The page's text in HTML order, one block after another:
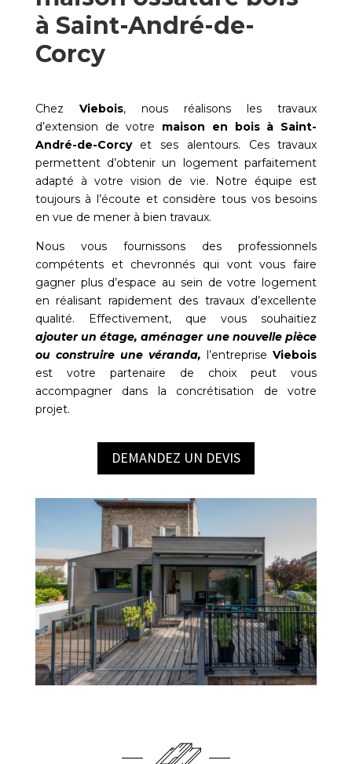
à Saint-André-de-
Corcy
Chez Viebois, nous réalisons les travaux
d’extension de votre maison en bois à Saint-
André-de-Corcyet ses alentours. Ces travaux
permettent d’obtenir un logement parfaitement
adapté à votre vision de vie. Notre équipe est
toujours à l’écoute et considère tous vos besoins
en vue de mener à bien travaux.
Nous vous fournissons des professionnels
compétents et chevronnés qui vont vous faire
gagner plus d’espace au sein de votre logement
en réalisant rapidement des travaux d’excellente
qualité. Effectivement, que vous souhaitiez
ajouter un étage, aménager une nouvelle pièce
ou construire une véranda, l’entrepriseViebois
est votre partenaire de choix peut vous
accompagner dans la concrétisation de votre
projet.
DEMANDEZ UN DEVIS